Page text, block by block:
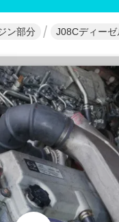
ン部分 J08Cディー